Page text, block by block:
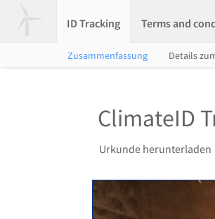
ID Tracking Terms and
Zusammenfassung Details
ClimateID
Urkunde herunterladen